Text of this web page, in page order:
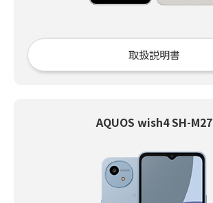
取扱説明書
AQUOS wish4 SH-M27